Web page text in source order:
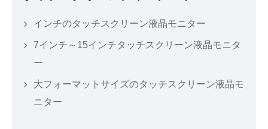
インチのタッチスクリーン液晶モニター
7インチ～15インチタッチスクリーン液晶モニタ
ー
大フォーマットサイズのタッチスクリーン液晶モ
ニター